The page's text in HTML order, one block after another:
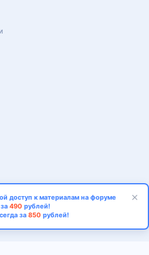
Политика конфиденциальности
доступ к материалам на форуме
490 рублей!
за 850 рублей!